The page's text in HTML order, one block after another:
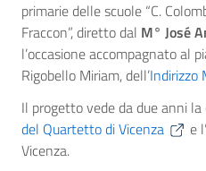
primarie delle scuole “C.
Fraccon”, diretto dal M° José
l’occasione accompagnato al
Rigobello Miriam, dell’Indirizzo
Il progetto vede da due anni
del Quartetto di Vicenza
e
Vicenza.